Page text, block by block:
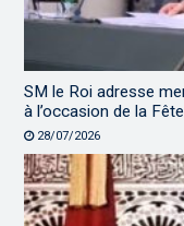
SM le Roi adresse
à l’occasion de la
28/07/2026